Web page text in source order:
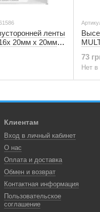
ленты
20мм х 20мм
73
Нет в
Клиентам
Вход в личный кабинет
О нас
Оплата и доставка
Обмен и возврат
Контактная информация
Пользовательское
соглашение